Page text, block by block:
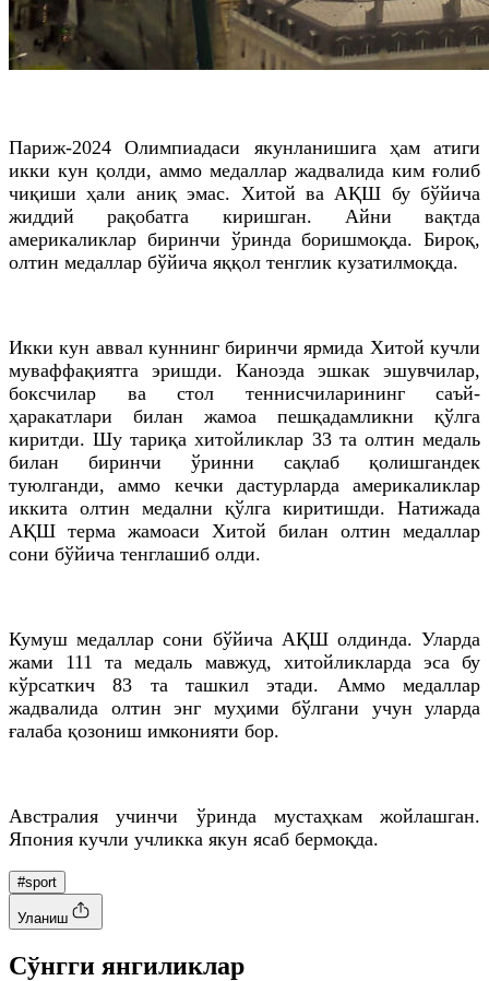
Париж-2024 Олимпиадаси якунланишига ҳам атиги
икки кун қолди, аммо медаллар жадвалида ким ғолиб
чиқиши ҳали аниқ эмас. Хитой ва АҚШ бу бўйича
жиддий рақобатга киришган. Айни вақтда
америкаликлар биринчи ўринда боришмоқда. Бироқ,
олтин медаллар бўйича яққол тенглик кузатилмоқда.
Икки кун аввал куннинг биринчи ярмида Хитой кучли
муваффақиятга эришди. Каноэда эшкак эшувчилар,
боксчилар ва стол теннисчиларининг саъй-
ҳаракатлари билан жамоа пешқадамликни қўлга
киритди. Шу тариқа хитойликлар 33 та олтин медаль
билан биринчи ўринни сақлаб қолишгандек
туюлганди, аммо кечки дастурларда америкаликлар
иккита олтин медални қўлга киритишди. Натижада
АҚШ терма жамоаси Хитой билан олтин медаллар
сони бўйича тенглашиб олди.
Кумуш медаллар сони бўйича АҚШ олдинда. Уларда
жами 111 та медаль мавжуд, хитойликларда эса бу
кўрсаткич 83 та ташкил этади. Аммо медаллар
жадвалида олтин энг муҳими бўлгани учун уларда
ғалаба қозониш имконияти бор.
Австралия учинчи ўринда мустаҳкам жойлашган.
Япония кучли учликка якун ясаб бермоқда.
#sport
Уланиш
Cўнгги янгиликлар